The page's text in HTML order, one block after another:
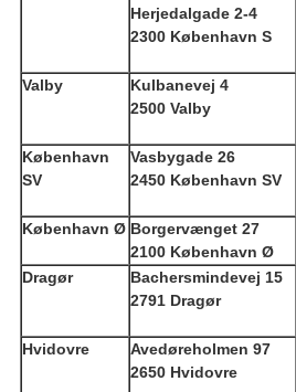
Herjedalgade 2-4
2300 København S
Valby
Kulbanevej 4
2500 Valby
København
SV
Vasbygade 26
2450 København SV
København Ø Borgervænget 27
2100 København Ø
Dragør
Bachersmindevej 15
2791 Dragør
Hvidovre
Avedøreholmen 97
2650 Hvidovre